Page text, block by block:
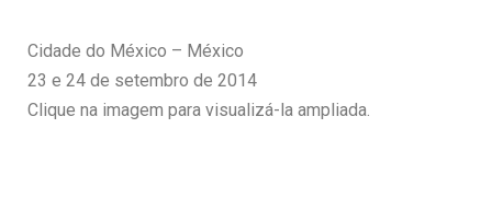
Cidade do México – México
23 e 24 de setembro de 2014
Clique na imagem para visualizá-la ampliada.